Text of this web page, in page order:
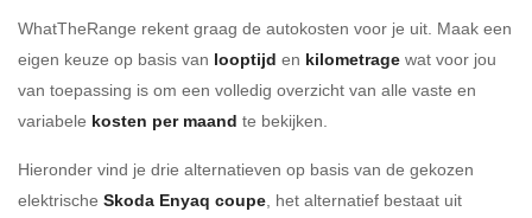
WhatTheRange rekent graag de autokosten voor je uit. Maak een
eigen keuze op basis van looptijd en kilometrage wat voor jou
van toepassing is om een volledig overzicht van alle vaste en
variabele kosten per maand te bekijken.
Hieronder vind je drie alternatieven op basis van de gekozen
elektrische Skoda Enyaq coupe, het alternatief bestaat uit